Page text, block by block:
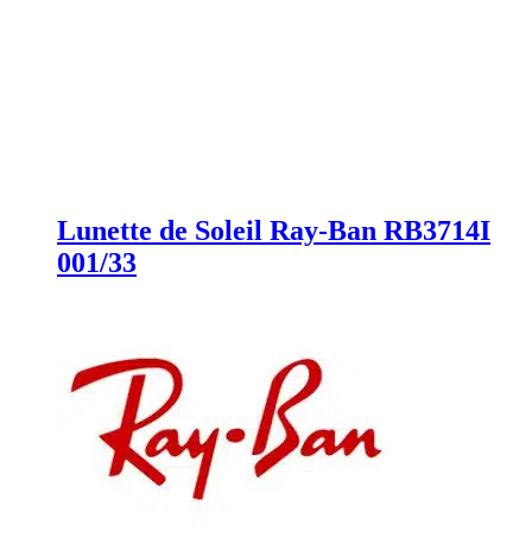
Lunette de Soleil Ray-Ban RB3714I
001/33